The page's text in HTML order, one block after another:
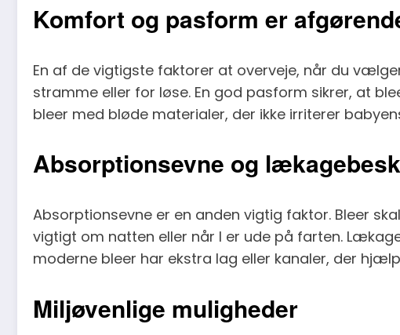
Komfort og pasform er
En af de vigtigste faktorer at overveje, når du
stramme eller for løse. En god pasform sikrer, at
bleer med bløde materialer, der ikke irriterer
Absorptionsevne og
Absorptionsevne er en anden vigtig faktor. Bleer
vigtigt om natten eller når I er ude på farten.
moderne bleer har ekstra lag eller kanaler, der
Miljøvenlige muligheder